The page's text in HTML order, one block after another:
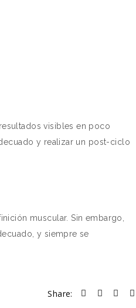
visibles en poco
y realizar un post-ciclo
muscular. Sin embargo,
y siempre se
Share: